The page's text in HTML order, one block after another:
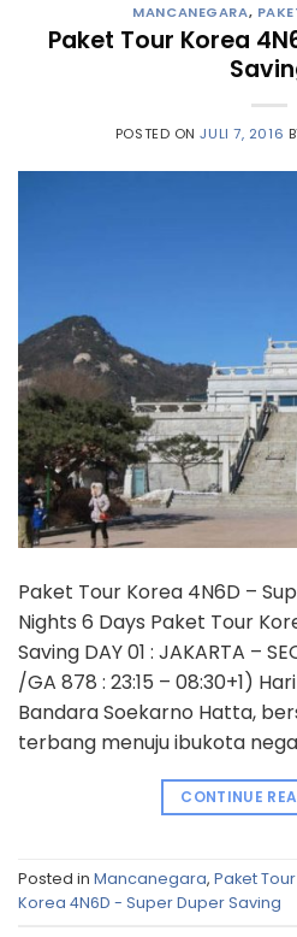
MANCANEGARA,
Paket Tour Korea
POSTED ONJULI 7, 2016
Paket Tour Korea 4N6D –
Nights 6 Days Paket Tour
Saving DAY 01 : JAKARTA –
/GA 878 : 23:15 – 08:30+1)
Bandara Soekarno Hatta,
terbang menuju ibukota
CONTINUE
Posted in Mancanegara, Paket
Korea 4N6D - Super Duper Saving